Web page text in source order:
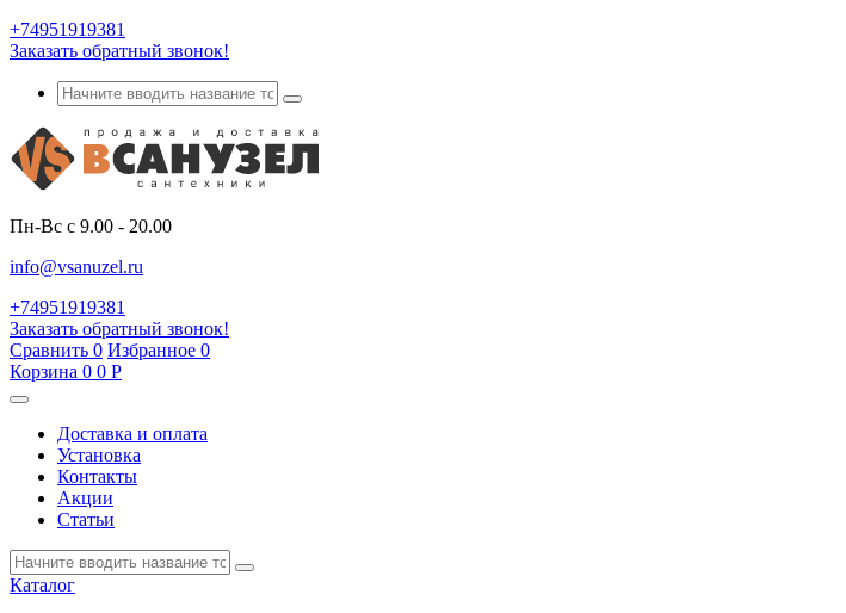
+74951919381
Заказать обратный звонок!
Пн-Вс с 9.00 - 20.00
info@vsanuzel.ru
+74951919381
Заказать обратный звонок!
Сравнить 0 Избранное 0
Корзина 0 0 Р
Доставка и оплата
Установка
Контакты
Акции
Статьи
Каталог